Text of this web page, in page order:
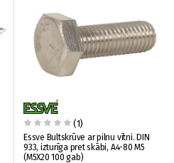
(1)
Essve Bultskrūve ar pilnu vītni. DIN
933, izturīga pret skābi, A4-80 M5
(M5X20 100 gab)